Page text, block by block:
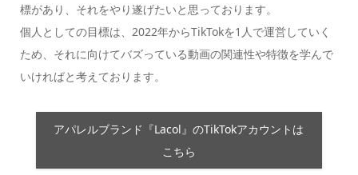
標があり、それをやり遂げたいと思っております。
個人としての目標は、2022年からTikTokを1人で運営していく
ため、それに向けてバズっている動画の関連性や特徴を学んで
いければと考えております。
アパレルブランド『Lacol』のTikTokアカウントは
こちら